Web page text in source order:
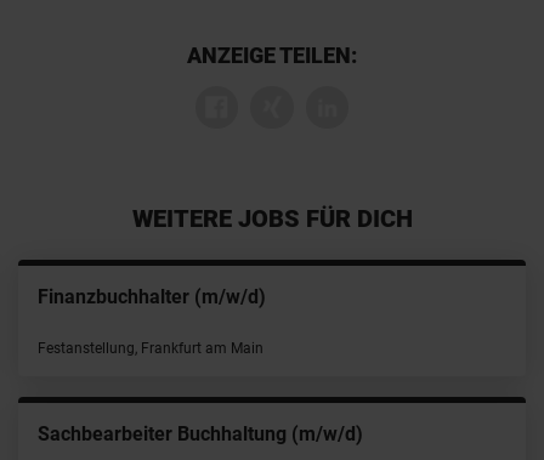
ANZEIGE TEILEN:
WEITERE JOBS FÜR DICH
Finanzbuchhalter (m/w/d)
Festanstellung, Frankfurt am Main
Sachbearbeiter Buchhaltung (m/w/d)